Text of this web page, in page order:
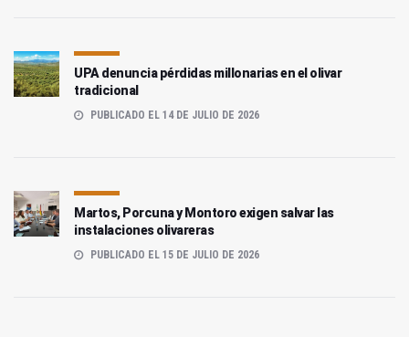
UPA denuncia pérdidas millonarias en el olivar
tradicional
PUBLICADO EL 14 DE JULIO DE 2026
Martos, Porcuna y Montoro exigen salvar las
instalaciones olivareras
PUBLICADO EL 15 DE JULIO DE 2026